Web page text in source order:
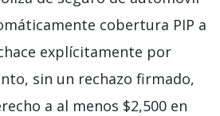
cobertura PIP a
explícitamente por
sin un rechazo firmado,
a al menos $2,500 en